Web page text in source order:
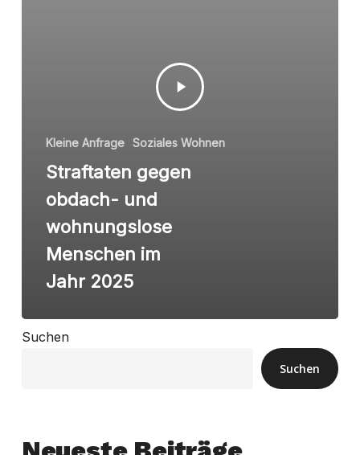
Kleine Anfrage Soziales Wohnen
Straftaten gegen
obdach- und
wohnungslose
Menschen im
Jahr 2025
Suchen
Suchen